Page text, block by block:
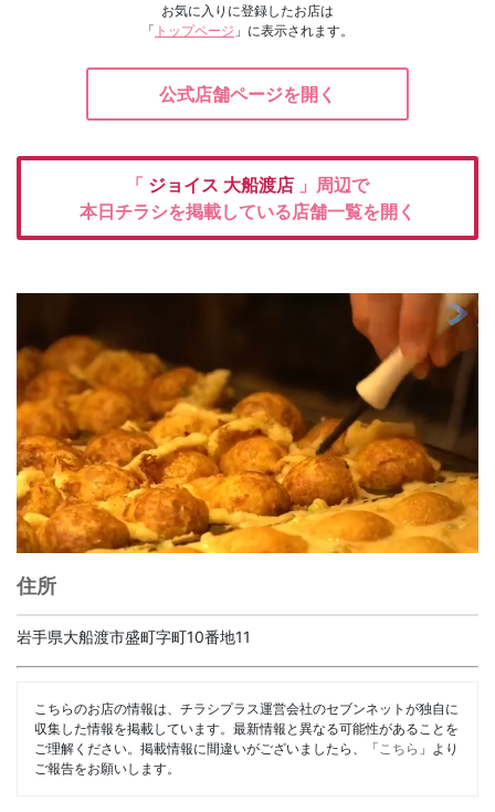
お気に入りに登録したお店は
「 トップページ 」に表示されます。
公式店舗ページを開く
「 ジョイス 大船渡店 」周辺で
本日チラシを掲載している店舗一覧を開く
住所
岩手県大船渡市盛町字町10番地11
こちらのお店の情報は、チラシプラス運営会社のセブンネットが独自に
収集した情報を掲載しています。最新情報と異なる可能性があることを
ご理解ください。掲載情報に間違いがございましたら、「 こちら 」より
ご報告をお願いします。